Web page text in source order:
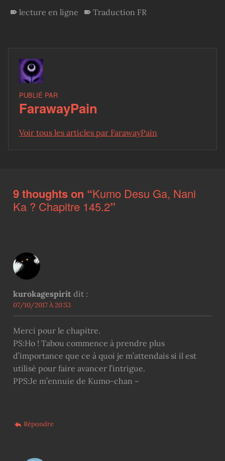
lecture en ligne Traduction FR
PUBLIÉ PAR
FarawayPain
Voir tous les articles par FarawayPain
9 thoughts on “Kumo Desu Ga, Nani
Ka ? Chapitre 145.2”
kurokagespirit dit :
07/10/2017 À 20:53
Merci pour le chapitre.
PS:Ho ! Tabou commence à prendre plus
d’importance que ce à quoi je m’attendais si il est
utilisé pour faire avancer l’intrigue.
PPS:Je m’ennuie de Kumo-chan ~
Répondre